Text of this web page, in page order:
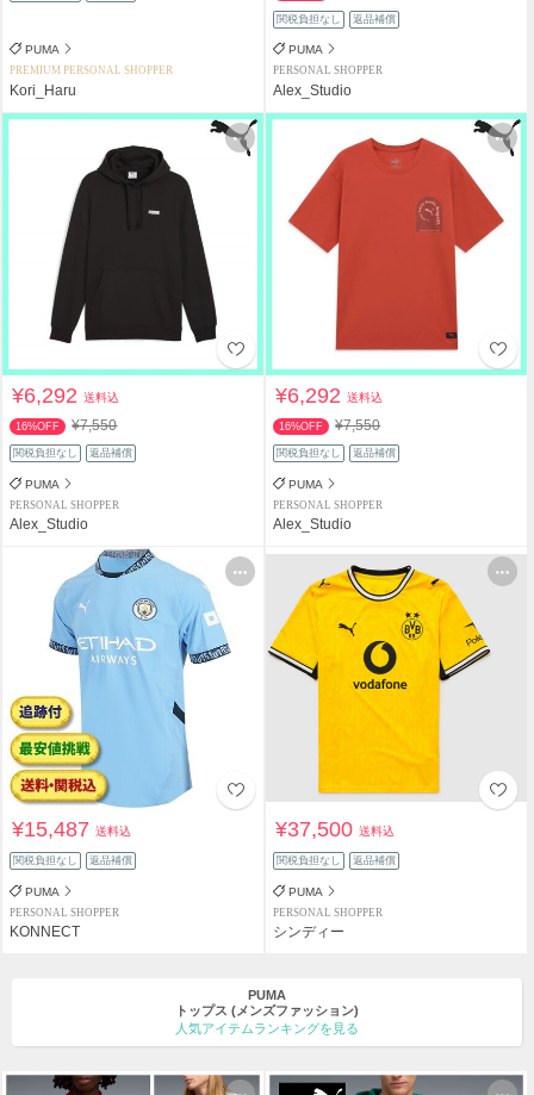
PUMA
PREMIUM PERSONAL SHOPPER
Kori_Haru
関税負担なし 返品補償
PUMA
PERSONAL SHOPPER
Alex_Studio
¥6,292送料込
16%OFF ¥7,550
関税負担なし 返品補償
PUMA
PERSONAL SHOPPER
Alex_Studio
¥6,292送料込
16%OFF ¥7,550
関税負担なし 返品補償
PUMA
PERSONAL SHOPPER
Alex_Studio
¥15,487送料込
関税負担なし 返品補償
PUMA
PERSONAL SHOPPER
KONNECT
¥37,500送料込
関税負担なし 返品補償
PUMA
PERSONAL SHOPPER
シンディー
PUMA
トップス (メンズファッション)
人気アイテムランキングを見る